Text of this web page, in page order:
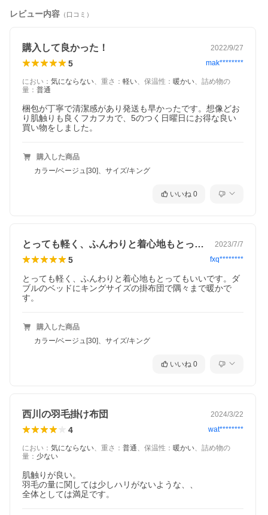
日本製 綿100％
レビュー内容 （口コミ）
購入して良かった！ 2022/9/27
5 mak********
におい ： 気にならない、 重さ ： 軽い、 保温性 ： 暖かい、 詰め物の
量 ： 普通
梱包が丁寧で清潔感があり発送も早かったです。想像どお
り肌触りも良くフカフカで、5のつく日曜日にお得な良い
買い物をしました。
購入した商品
カラー/ベージュ[30]、サイズ/キング
いいね 0
とっても軽く、ふんわりと着心地もとって… 2023/7/7
5 fxq********
とっても軽く、ふんわりと着心地もとってもいいです。ダ
ブルのベッドにキングサイズの掛布団で隅々まで暖かで
す。
購入した商品
カラー/ベージュ[30]、サイズ/キング
いいね 0
西川の羽毛掛け布団 2024/3/22
4 wat********
におい ： 気にならない、 重さ ： 普通、 保温性 ： 暖かい、 詰め物の
量 ： 少ない
肌触りが良い。
羽毛の量に関しては少しハリがないような、、
全体としては満足です。